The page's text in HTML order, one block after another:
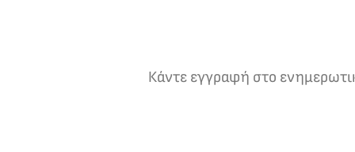
Κάντε εγγραφή στο